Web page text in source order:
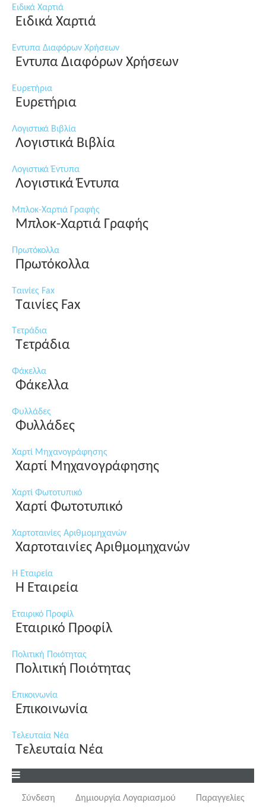
Ειδικά Χαρτιά
Ειδικά Χαρτιά
Εντυπα Διαφόρων Χρήσεων
Εντυπα Διαφόρων Χρήσεων
Ευρετήρια
Ευρετήρια
Λογιστικά Βιβλία
Λογιστικά Βιβλία
Λογιστικά Έντυπα
Λογιστικά Έντυπα
Μπλοκ-Χαρτιά Γραφής
Μπλοκ-Χαρτιά Γραφής
Πρωτόκολλα
Πρωτόκολλα
Ταινίες Fax
Ταινίες Fax
Τετράδια
Τετράδια
Φάκελλα
Φάκελλα
Φυλλάδες
Φυλλάδες
Χαρτί Μηχανογράφησης
Χαρτί Μηχανογράφησης
Χαρτί Φωτοτυπικό
Χαρτί Φωτοτυπικό
Χαρτοταινίες Αριθμομηχανών
Χαρτοταινίες Αριθμομηχανών
Η Εταιρεία
Η Εταιρεία
Εταιρικό Προφίλ
Εταιρικό Προφίλ
Πολιτική Ποιότητας
Πολιτική Ποιότητας
Επικοινωνία
Επικοινωνία
Τελευταία Νέα
Τελευταία Νέα
Σύνδεση Δημιουργία Λογαριασμού Παραγγελίες